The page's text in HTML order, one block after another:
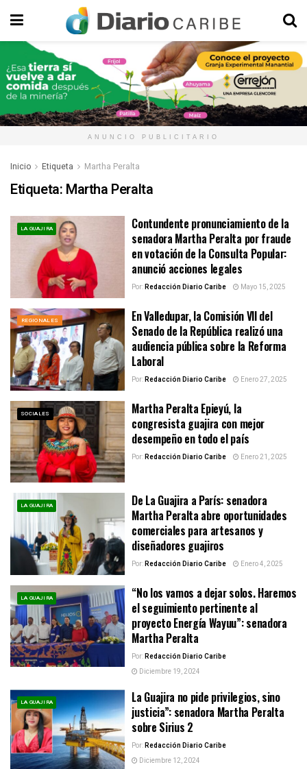
ANUNCIO PUBLICITARIO
Inicio Etiqueta Martha Peralta
Etiqueta: Martha Peralta
LA GUAJIRA
Contundente pronunciamiento de la
senadora Martha Peralta por fraude
en votación de la Consulta Popular:
anunció acciones legales
Por:Redacción Diario Caribe Mayo 15, 2025
REGIONALES
En Valledupar, la Comisión VII del
Senado de la República realizó una
audiencia pública sobre la Reforma
Laboral
Por:Redacción Diario Caribe Enero 27, 2025
SOCIALES
Martha Peralta Epieyú, la
congresista guajira con mejor
desempeño en todo el país
Por:Redacción Diario Caribe Enero 21, 2025
LA GUAJIRA
De La Guajira a París: senadora
Martha Peralta abre oportunidades
comerciales para artesanos y
diseñadores guajiros
Por:Redacción Diario Caribe Enero 4, 2025
LA GUAJIRA
“No los vamos a dejar solos. Haremos
el seguimiento pertinente al
proyecto Energía Wayuu”: senadora
Martha Peralta
Por:Redacción Diario Caribe
Diciembre 19, 2024
LA GUAJIRA
La Guajira no pide privilegios, sino
justicia”: senadora Martha Peralta
sobre Sirius 2
Por:Redacción Diario Caribe
Diciembre 12, 2024